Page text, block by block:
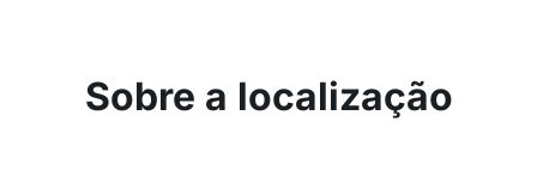
Sobre a localização